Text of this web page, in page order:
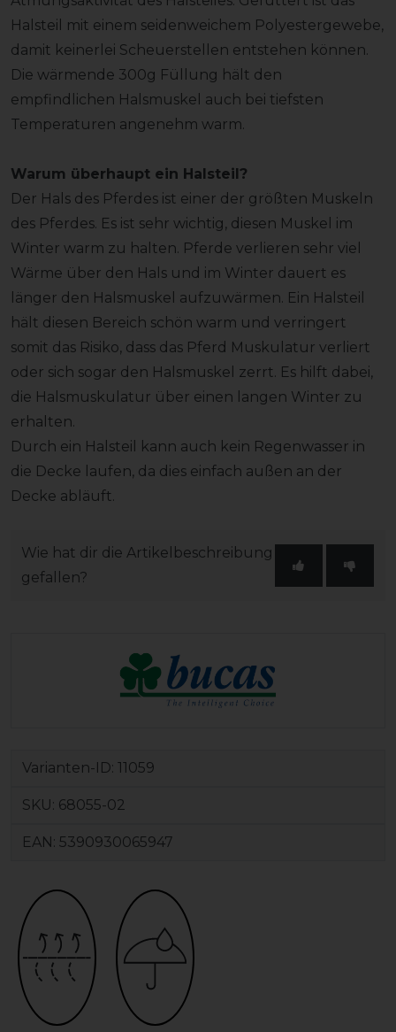
Halsteil mit einem seidenweichem Polyestergewebe,
damit keinerlei Scheuerstellen entstehen können.
Die wärmende 300g Füllung hält den
empfindlichen Halsmuskel auch bei tiefsten
Temperaturen angenehm warm.
Warum überhaupt ein Halsteil?
Der Hals des Pferdes ist einer der größten Muskeln
des Pferdes. Es ist sehr wichtig, diesen Muskel im
Winter warm zu halten. Pferde verlieren sehr viel
Wärme über den Hals und im Winter dauert es
länger den Halsmuskel aufzuwärmen. Ein Halsteil
hält diesen Bereich schön warm und verringert
somit das Risiko, dass das Pferd Muskulatur verliert
oder sich sogar den Halsmuskel zerrt. Es hilft dabei,
die Halsmuskulatur über einen langen Winter zu
erhalten.
Durch ein Halsteil kann auch kein Regenwasser in
die Decke laufen, da dies einfach außen an der
Decke abläuft.
Wie hat dir die Artikelbeschreibung
gefallen?
Varianten-ID: 11059
SKU: 68055-02
EAN: 5390930065947